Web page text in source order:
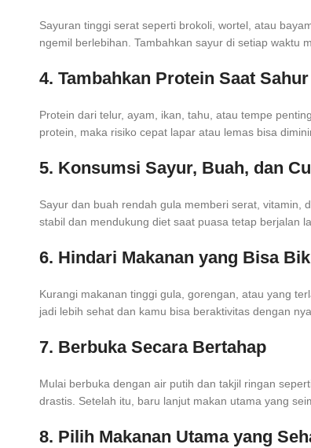
Sayuran tinggi serat seperti brokoli, wortel, atau
ngemil berlebihan. Tambahkan sayur di setiap waktu
4. Tambahkan Protein Saat Sahur
Protein dari telur, ayam, ikan, tahu, atau tempe
protein, maka risiko cepat lapar atau lemas bisa
5. Konsumsi Sayur, Buah, dan
Sayur dan buah rendah gula memberi serat, vitamin,
stabil dan mendukung diet saat puasa tetap berjalan
6. Hindari Makanan yang Bisa
Kurangi makanan tinggi gula, gorengan, atau yang
jadi lebih sehat dan kamu bisa beraktivitas dengan
7. Berbuka Secara Bertahap
Mulai berbuka dengan air putih dan takjil ringan
drastis. Setelah itu, baru lanjut makan utama yang
8. Pilih Makanan Utama yang